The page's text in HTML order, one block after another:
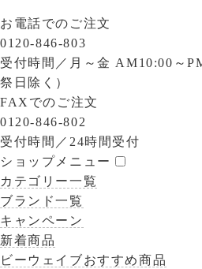
お電話でのご注文
0120-846-803
受付時間／ 月～金 AM10:00～
祭日除く）
FAXでのご注文
0120-846-802
受付時間／ 24時間受付
ショップメニュー
カテゴリー一覧
ブランド一覧
キャンペーン
新着商品
ビーウェイブおすすめ商品